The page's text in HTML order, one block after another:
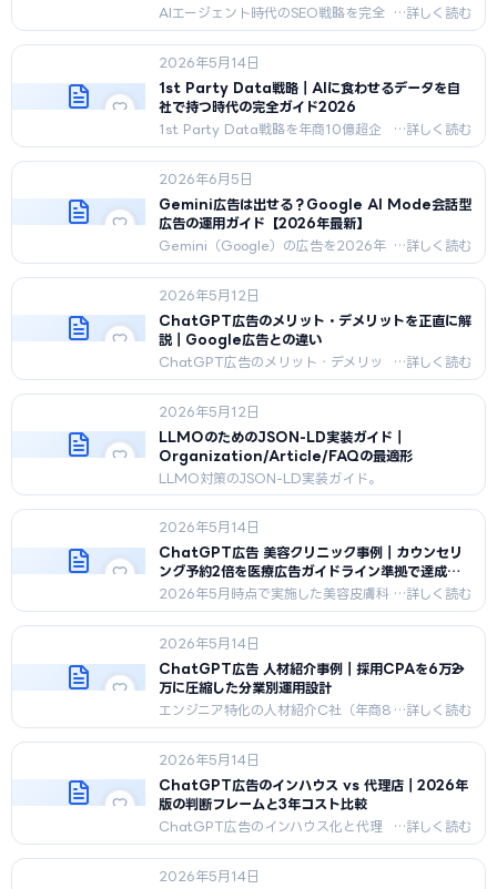
AIエージェント時代のSEO戦略を完全
解説。従来SEOとの違い、ツール使用
の仕組み、llms.txt実装、MCP対応、
引用率KPI、2026年実装施策10選まで
完備。
2026年5月14日
1st Party Data戦略｜AIに食わせるデータを自
社で持つ時代の完全ガイド2026
1st Party Data戦略を年商10億超企
業向けに完全解説。3rd Party Cookie
との違い、CDP導入、AI広告活用、業
種別重点、構築5ステップを2026年最
新版で網羅。
2026年6月5日
Gemini広告は出せる？Google AI Mode会話型
広告の運用ガイド【2026年最新】
Gemini（Google）の広告を2026年
最新版で解説。Google Marketing
Live 2026で投入されたAI Modeの会
話型広告（Conversational
Discovery ads / Highlighted
Answers / AI-powered Shopping /
Business Agent）、Geminiアプリ
内広告の年内ロールアウト計画、
ChatGPT/Grok広告との違いを整
2026年5月12日
ChatGPT広告のメリット・デメリットを正直に解
説｜Google広告との違い
ChatGPT広告のメリット・デメリッ
トを正直に解説。Google広告との違
い、向いている事業、避けるべきケー
スを具体例で紹介。
2026年5月12日
LLMOのためのJSON-LD実装ガイド｜
Organization/Article/FAQの最適形
LLMO対策のJSON-LD実装ガイド。
Organization/Article/FAQPage/BreadcrumbList
の最適な記述例とよくある間違いを解説。
2026年5月14日
ChatGPT広告 美容クリニック事例｜カウンセリ
ング予約2倍を医療広告ガイドライン準拠で達成し
た4ヶ月運用
2026年5月時点で実施した美容皮膚科
3院へのChatGPT広告4ヶ月運用ロ
グ。予約128件→262件、CPA12,400円
→6,800円。医療広告ガイドライン・薬
機法・景表法に準拠したNGワード回避
リストと医師監修フロー全公開。
2026年5月14日
ChatGPT広告 人材紹介事例｜採用CPAを6万→2
万に圧縮した分業別運用設計
エンジニア特化の人材紹介C社（年商8
億）が6ヶ月でChatGPT広告の応募
CPAを60,000円→18,000円に圧縮し
た実例。求職者意図3クラスタ・職業安
定法準拠・面談化率54%への改善まで
2026年5月時点の運用ログを公開。
2026年5月14日
ChatGPT広告のインハウス vs 代理店｜2026年
版の判断フレームと3年コスト比較
ChatGPT広告のインハウス化と代理
店活用を3年累計コストで徹底比較。月
予算50/100/300万の3シナリオ試
算、5シグナル判定、ハイブリッド3パ
2026年5月14日